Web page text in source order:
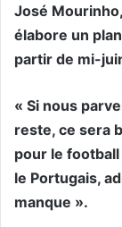
José
élabore un
partir de mi-
« Si nous
reste, ce sera
pour le
le Portugais,
manque ».